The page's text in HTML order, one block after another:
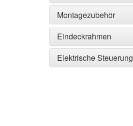
Montagezubehör
Eindeckrahmen
Elektrische Steuerung